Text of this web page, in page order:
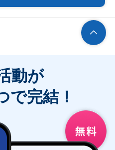
動が
で完結！